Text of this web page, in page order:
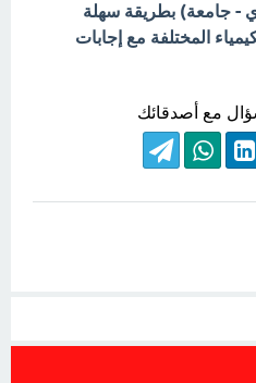
- جامعة) بطريقة سهلة
المختلفة مع إجابات
مع أصدقائك